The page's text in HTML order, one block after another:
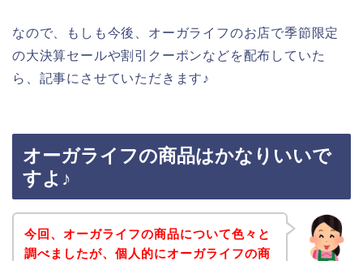
なので、もしも今後、オーガライフのお店で季節限定
の大決算セールや割引クーポンなどを配布していた
ら、記事にさせていただきます♪
オーガライフの商品はかなりいいで
すよ♪
今回、オーガライフの商品について色々と
調べましたが、個人的にオーガライフの商